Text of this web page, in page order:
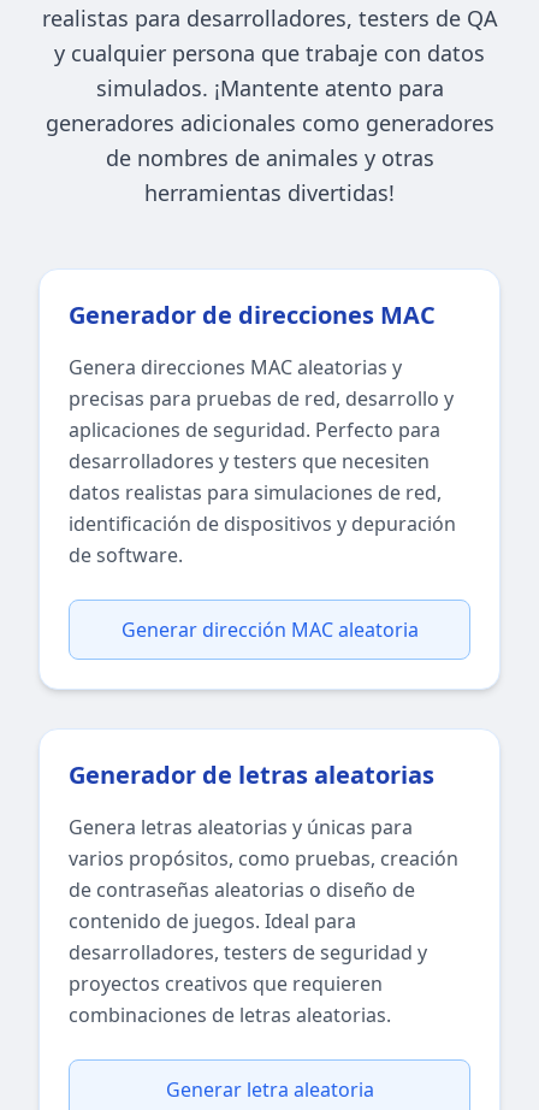
realistas para desarrolladores, testers de QA
y cualquier persona que trabaje con datos
simulados. ¡Mantente atento para
generadores adicionales como generadores
de nombres de animales y otras
herramientas divertidas!
Generador de direcciones MAC
Genera direcciones MAC aleatorias y
precisas para pruebas de red, desarrollo y
aplicaciones de seguridad. Perfecto para
desarrolladores y testers que necesiten
datos realistas para simulaciones de red,
identificación de dispositivos y depuración
de software.
Generar dirección MAC aleatoria
Generador de letras aleatorias
Genera letras aleatorias y únicas para
varios propósitos, como pruebas, creación
de contraseñas aleatorias o diseño de
contenido de juegos. Ideal para
desarrolladores, testers de seguridad y
proyectos creativos que requieren
combinaciones de letras aleatorias.
Generar letra aleatoria